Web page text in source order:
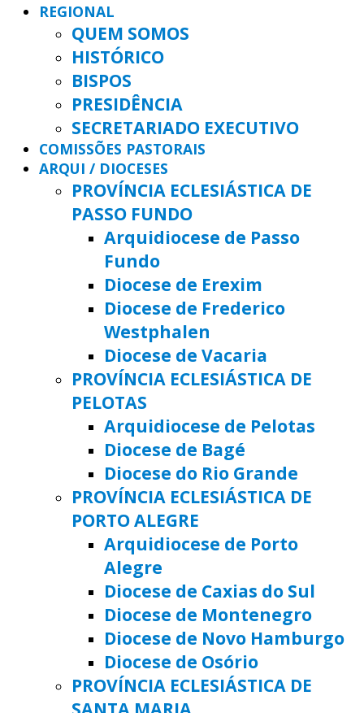
REGIONAL
QUEM SOMOS
HISTÓRICO
BISPOS
PRESIDÊNCIA
SECRETARIADO EXECUTIVO
COMISSÕES PASTORAIS
ARQUI / DIOCESES
PROVÍNCIA ECLESIÁSTICA DE
PASSO FUNDO
Arquidiocese de Passo
Fundo
Diocese de Erexim
Diocese de Frederico
Westphalen
Diocese de Vacaria
PROVÍNCIA ECLESIÁSTICA DE
PELOTAS
Arquidiocese de Pelotas
Diocese de Bagé
Diocese do Rio Grande
PROVÍNCIA ECLESIÁSTICA DE
PORTO ALEGRE
Arquidiocese de Porto
Alegre
Diocese de Caxias do Sul
Diocese de Montenegro
Diocese de Novo Hamburgo
Diocese de Osório
PROVÍNCIA ECLESIÁSTICA DE